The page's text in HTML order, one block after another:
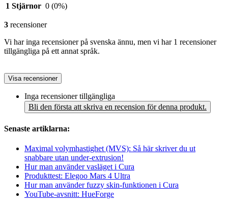
1 Stjärnor 0 (0%)
3 recensioner
Vi har inga recensioner på svenska ännu, men vi har 1 recensioner
tillgängliga på ett annat språk.
Visa recensioner
Inga recensioner tillgängliga
Bli den första att skriva en recension för denna produkt.
Senaste artiklarna:
Maximal volymhastighet (MVS): Så här skriver du ut
snabbare utan under-extrusion!
Hur man använder vasläget i Cura
Produkttest: Elegoo Mars 4 Ultra
Hur man använder fuzzy skin-funktionen i Cura
YouTube-avsnitt: HueForge